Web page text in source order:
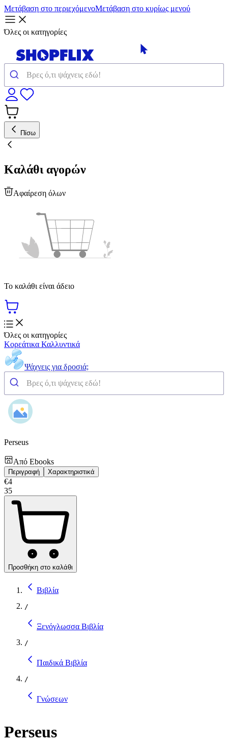
Μετάβαση στο περιεχόμενοΜετάβαση στο κυρίως μενού
Όλες οι κατηγορίες
Πίσω
Καλάθι αγορών
Αφαίρεση όλων
Το καλάθι είναι άδειο
Όλες οι κατηγορίες
Κορεάτικα Καλλυντικά
Ψάχνεις για δροσιά;
Perseus
Από Ebooks
Περιγραφή Χαρακτηριστικά
€4
35
Προσθήκη στο καλάθι
Βιβλία
/
Ξενόγλωσσα Βιβλία
/
Παιδικά Βιβλία
/
Γνώσεων
Perseus